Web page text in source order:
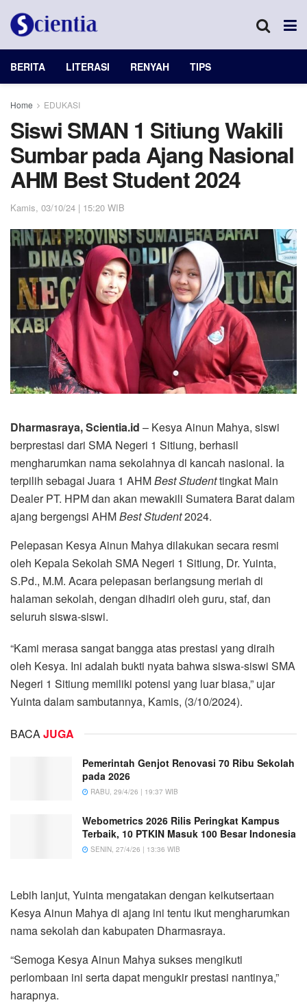
BERITA LITERASI RENYAH TIPS
Home EDUKASI
Siswi SMAN 1 Sitiung Wakili
Sumbar pada Ajang Nasional
AHM Best Student 2024
Kamis, 03/10/24 | 15:20 WIB
Dharmasraya, Scientia.id – Kesya Ainun Mahya, siswi
berprestasi dari SMA Negeri 1 Sitiung, berhasil
mengharumkan nama sekolahnya di kancah nasional. Ia
terpilih sebagai Juara 1 AHMBest Studenttingkat Main
Dealer PT. HPM dan akan mewakili Sumatera Barat dalam
ajang bergengsi AHMBest Student2024.
Pelepasan Kesya Ainun Mahya dilakukan secara resmi
oleh Kepala Sekolah SMA Negeri 1 Sitiung, Dr. Yuinta,
S.Pd., M.M. Acara pelepasan berlangsung meriah di
halaman sekolah, dengan dihadiri oleh guru, staf, dan
seluruh siswa-siswi.
“Kami merasa sangat bangga atas prestasi yang diraih
oleh Kesya. Ini adalah bukti nyata bahwa siswa-siswi SMA
Negeri 1 Sitiung memiliki potensi yang luar biasa,” ujar
Yuinta dalam sambutannya, Kamis, (3/10/2024).
BACAJUGA
Pemerintah Genjot Renovasi 70 Ribu Sekolah
pada 2026
RABU, 29/4/26 | 19:37 WIB
Webometrics 2026 Rilis Peringkat Kampus
Terbaik, 10 PTKIN Masuk 100 Besar Indonesia
SENIN, 27/4/26 | 13:36 WIB
Lebih lanjut, Yuinta mengatakan dengan keikutsertaan
Kesya Ainun Mahya di ajang ini tentu ikut mengharumkan
nama sekolah dan kabupaten Dharmasraya.
“Semoga Kesya Ainun Mahya sukses mengikuti
perlombaan ini serta dapat mengukir prestasi nantinya,”
harapnya.